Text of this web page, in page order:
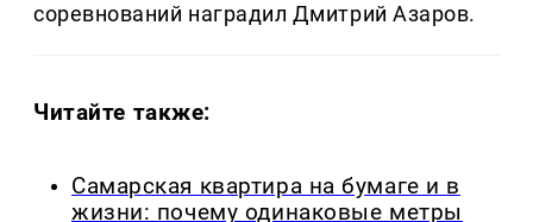
соревнований наградил Дмитрий Азаров.
Читайте также:
Самарская квартира на бумаге и в
жизни: почему одинаковые метры